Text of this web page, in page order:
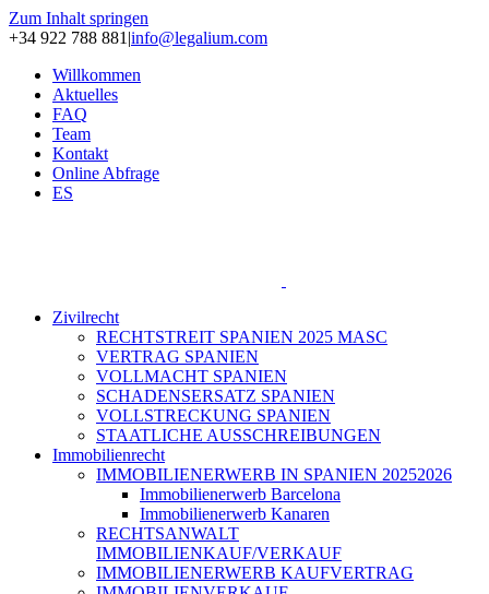
Zum Inhalt springen
+34 922 788 881 |info@legalium.com
Willkommen
Aktuelles
FAQ
Team
Kontakt
Online Abfrage
ES
Zivilrecht
RECHTSTREIT SPANIEN 2025 MASC
VERTRAG SPANIEN
VOLLMACHT SPANIEN
SCHADENSERSATZ SPANIEN
VOLLSTRECKUNG SPANIEN
STAATLICHE AUSSCHREIBUNGEN
Immobilienrecht
IMMOBILIENERWERB IN SPANIEN 20252026
Immobilienerwerb Barcelona
Immobilienerwerb Kanaren
RECHTSANWALT
IMMOBILIENKAUF/VERKAUF
IMMOBILIENERWERB KAUFVERTRAG